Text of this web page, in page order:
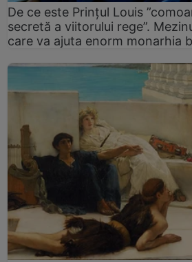
De ce este Prințul Louis
secretă a viitorului rege”.
care va ajuta enorm monarhia